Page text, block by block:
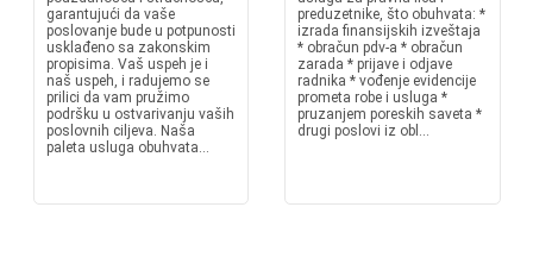
garantujući da vaše
poslovanje bude u potpunosti
usklađeno sa zakonskim
propisima. Vaš uspeh je i
naš uspeh, i radujemo se
prilici da vam pružimo
podršku u ostvarivanju vaših
poslovnih ciljeva. Naša
paleta usluga obuhvata...
preduzetnike, što obuhvata: *
izrada finansijskih izveštaja
* obračun pdv-a * obračun
zarada * prijave i odjave
radnika * vođenje evidencije
prometa robe i usluga *
pruzanjem poreskih saveta *
drugi poslovi iz obl...